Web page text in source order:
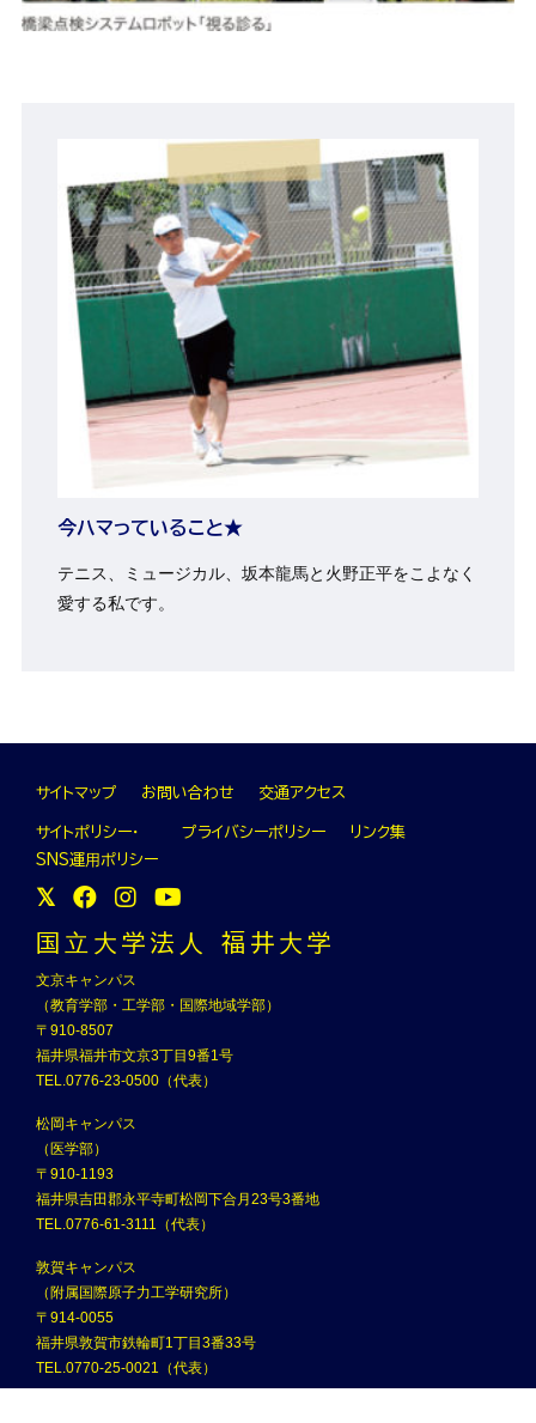
今ハマっていること★
テニス、ミュージカル、坂本龍馬と火野正平をこよなく
愛する私です。
国⽴⼤学法⼈ 福井⼤学
文京キャンパス
（教育学部・工学部・国際地域学部）
〒910-8507
福井県福井市文京3丁目9番1号
TEL.0776-23-0500（代表）
松岡キャンパス
（医学部）
〒910-1193
福井県吉田郡永平寺町松岡下合月23号3番地
TEL.0776-61-3111（代表）
敦賀キャンパス
（附属国際原子力工学研究所）
〒914-0055
福井県敦賀市鉄輪町1丁目3番33号
TEL.0770-25-0021（代表）
サイトマップ お問い合わせ 交通アクセス
サイトポリシー・
SNS運⽤ポリシー
プライバシーポリシー リンク集